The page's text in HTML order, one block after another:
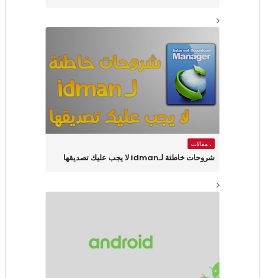
، مقالات
شروحات خاطئة لـidman لا يجب عليك تصديقها